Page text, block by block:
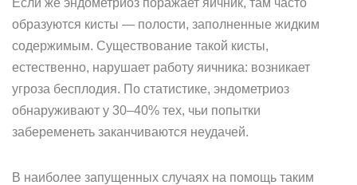
Если же эндометриоз поражает яичник, там часто
образуются кисты — полости, заполненные жидким
содержимым. Существование такой кисты,
естественно, нарушает работу яичника: возникает
угроза бесплодия. По статистике, эндометриоз
обнаруживают у 30–40% тех, чьи попытки
забеременеть заканчиваются неудачей.
В наиболее запущенных случаях на помощь таким